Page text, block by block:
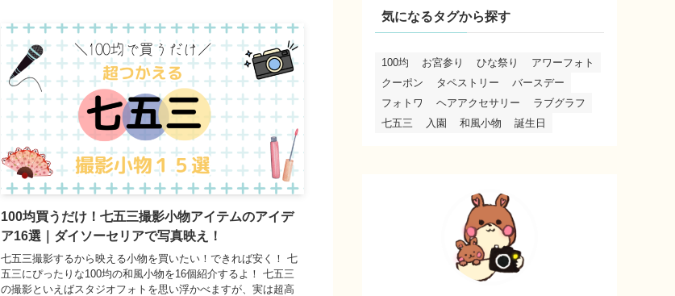
100均買うだけ！七五三撮影小物アイテムのアイデ
ア16選｜ダイソーセリアで写真映え！
七五三撮影するから映える小物を買いたい！できれば安く！ 七
五三にぴったりな100均の和風小物を16個紹介するよ！ 七五三
の撮影といえばスタジオフォトを思い浮かべますが、実は超高
気になるタグから探す
100均 お宮参り ひな祭り
アワーフォト
クーポン
タペストリー
バースデー
フォトワ
ヘアアクセサリー
ラブグラフ
七五三
入園 和風小物 誕生日